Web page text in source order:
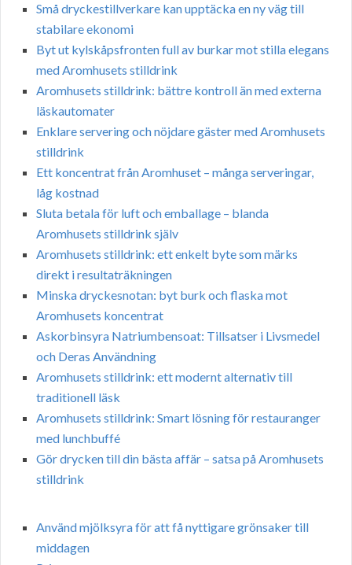
Små dryckestillverkare kan upptäcka en ny väg till
stabilare ekonomi
Byt ut kylskåpsfronten full av burkar mot stilla elegans
med Aromhusets stilldrink
Aromhusets stilldrink: bättre kontroll än med externa
läskautomater
Enklare servering och nöjdare gäster med Aromhusets
stilldrink
Ett koncentrat från Aromhuset – många serveringar,
låg kostnad
Sluta betala för luft och emballage – blanda
Aromhusets stilldrink själv
Aromhusets stilldrink: ett enkelt byte som märks
direkt i resultaträkningen
Minska dryckesnotan: byt burk och flaska mot
Aromhusets koncentrat
Askorbinsyra Natriumbensoat: Tillsatser i Livsmedel
och Deras Användning
Aromhusets stilldrink: ett modernt alternativ till
traditionell läsk
Aromhusets stilldrink: Smart lösning för restauranger
med lunchbuffé
Gör drycken till din bästa affär – satsa på Aromhusets
stilldrink
Använd mjölksyra för att få nyttigare grönsaker till
middagen